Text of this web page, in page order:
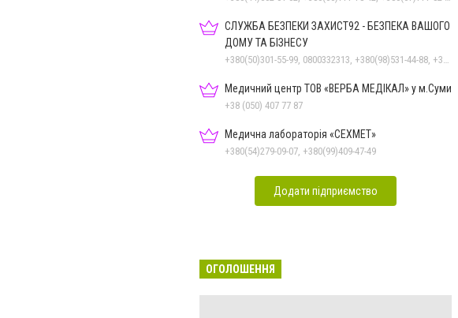
СЛУЖБА БЕЗПЕКИ ЗАХИСТ92 - БЕЗПЕКА ВАШОГО
ДОМУ ТА БІЗНЕСУ
Медичний центр ТОВ «ВЕРБА МЕДІКАЛ» у м.Суми
+38 (050) 407 77 87
Медична лабораторія «СЕХМЕТ»
+380(54)279-09-07, +380(99)409-47-49
Додати підприємство
ОГОЛОШЕННЯ